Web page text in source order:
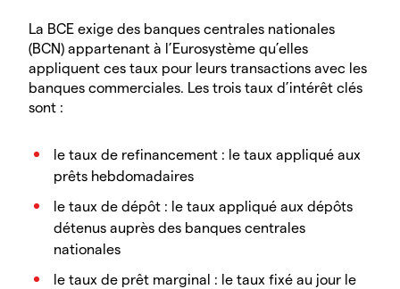
La BCE exige des banques centrales nationales
(BCN) appartenant à l’Eurosystème qu’elles
appliquent ces taux pour leurs transactions avec les
banques commerciales. Les trois taux d’intérêt clés
sont :
le taux de refinancement : le taux appliqué aux
prêts hebdomadaires
le taux de dépôt : le taux appliqué aux dépôts
détenus auprès des banques centrales
nationales
le taux de prêt marginal : le taux fixé au jour le